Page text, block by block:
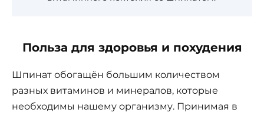
Польза для здоровья и похудения
Шпинат обогащён большим количеством
разных витаминов и минералов, которые
необходимы нашему организму. Принимая в